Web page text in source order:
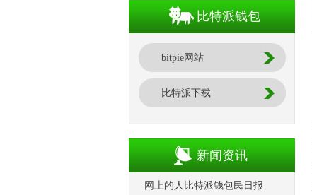
比特派钱包
bitpie网站
比特派下载
新闻资讯
网上的人比特派钱包民日报